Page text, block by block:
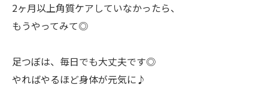
2ヶ月以上角質ケアしていなかったら、
もうやってみて◎
足つぼは、毎日でも大丈夫です◎
やればやるほど身体が元気に♪